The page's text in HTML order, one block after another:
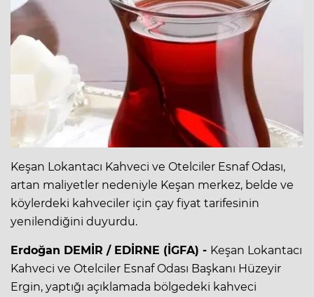
Keşan Lokantacı Kahveci ve Otelciler Esnaf Odası,
artan maliyetler nedeniyle Keşan merkez, belde ve
köylerdeki kahveciler için çay fiyat tarifesinin
yenilendiğini duyurdu.
Erdoğan DEMİR / EDİRNE (İGFA) - Keşan Lokantacı
Kahveci ve Otelciler Esnaf Odası Başkanı Hüzeyir
Ergin, yaptığı açıklamada bölgedeki kahveci